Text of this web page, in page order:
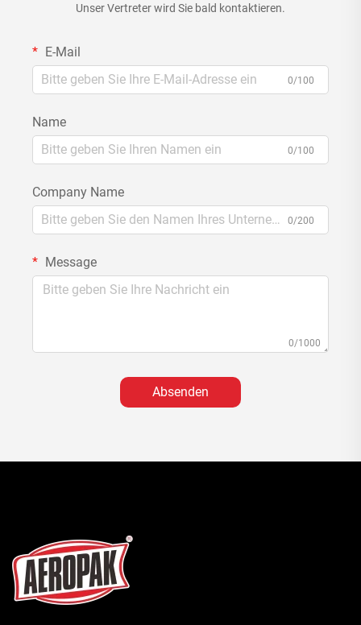
Unser Vertreter wird Sie bald kontaktieren.
E-Mail
0/100
Name
0/100
Company Name
0/200
Message
0/1000
Absenden